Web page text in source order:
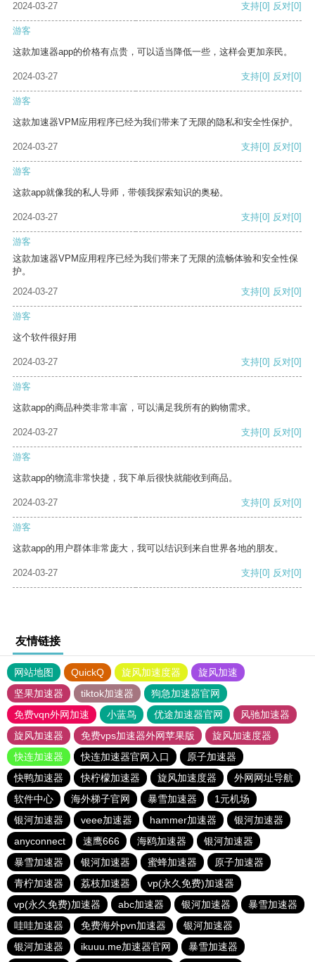
2024-03-27
支持[0] 反对[0]
游客
这款加速器app的价格有点贵，可以适当降低一些，这样会更加亲民。
2024-03-27 支持[0] 反对[0]
游客
这款加速器VPM应用程序已经为我们带来了无限的隐私和安全性保护。
2024-03-27 支持[0] 反对[0]
游客
这款app就像我的私人导师，带领我探索知识的奥秘。
2024-03-27 支持[0] 反对[0]
游客
这款加速器VPM应用程序已经为我们带来了无限的流畅体验和安全性保
护。
2024-03-27
支持[0] 反对[0]
游客
这个软件很好用
2024-03-27 支持[0] 反对[0]
游客
这款app的商品种类非常丰富，可以满足我所有的购物需求。
2024-03-27 支持[0] 反对[0]
游客
这款app的物流非常快捷，我下单后很快就能收到商品。
2024-03-27 支持[0] 反对[0]
游客
这款app的用户群体非常庞大，我可以结识到来自世界各地的朋友。
2024-03-27 支持[0] 反对[0]
友情链接
网站地图 QuickQ 旋风加速度器
旋风加速
坚果加速器
tiktok加速器
狗急加速器官网
免费vqn外网加速
小蓝鸟 优途加速器官网
风驰加速器
旋风加速器
免费vps加速器外网苹果版
旋风加速度器
快连加速器
快连加速器官网入口
原子加速器
快鸭加速器
快柠檬加速器 旋风加速度器
外网网址导航
软件中心
海外梯子官网 暴雪加速器
1元机场
银河加速器
veee加速器 hammer加速器
银河加速器
anyconnect
速鹰666 海鸥加速器
银河加速器
暴雪加速器
银河加速器 蜜蜂加速器
原子加速器
青柠加速器
荔枝加速器
vp(永久免费)加速器
vp(永久免费)加速器
abc加速器 银河加速器
暴雪加速器
哇哇加速器
免费海外pvn加速器
银河加速器
银河加速器
ikuuu.me加速器官网 暴雪加速器